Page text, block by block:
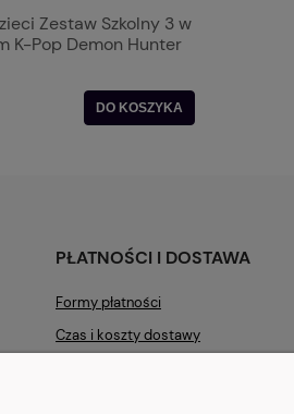
Zestaw Szkolny 3 w
K-Pop Demon Hunter
DO KOSZYKA
PŁATNOŚCI I DOSTAWA
Formy płatności
Czas i koszty dostawy